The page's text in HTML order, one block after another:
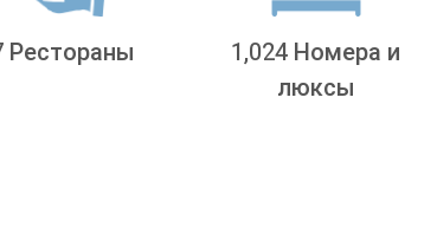
Рестораны
1,024 Номера и
люксы